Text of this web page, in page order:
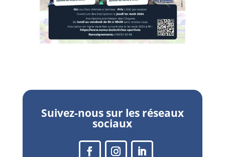
Suivez-nous sur les réseaux
sociaux